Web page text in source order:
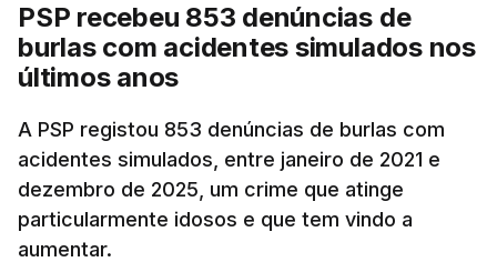
PSP recebeu 853 denúncias de
burlas com acidentes simulados nos
últimos anos
A PSP registou 853 denúncias de burlas com
acidentes simulados, entre janeiro de 2021 e
dezembro de 2025, um crime que atinge
particularmente idosos e que tem vindo a
aumentar.